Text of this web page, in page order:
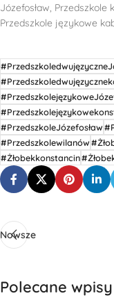
Józefosław,
Przedszkole językowe
#PrzedszkoleJózefosław
#Przedszkolewilanów
#Żłobekkonstancin
Nowsze
Polecane wpisy